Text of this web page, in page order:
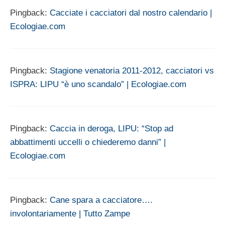
Pingback: Cacciate i cacciatori dal nostro calendario |
Ecologiae.com
Pingback: Stagione venatoria 2011-2012, cacciatori vs
ISPRA: LIPU “è uno scandalo” | Ecologiae.com
Pingback: Caccia in deroga, LIPU: “Stop ad
abbattimenti uccelli o chiederemo danni” |
Ecologiae.com
Pingback: Cane spara a cacciatore….
involontariamente | Tutto Zampe